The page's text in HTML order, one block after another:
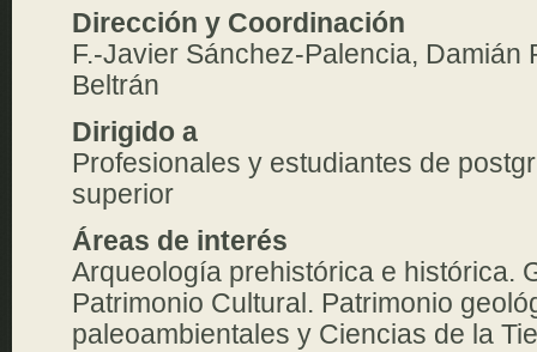
Dirección y Coordinación
F.-Javier Sánchez-Palencia, Damián
Beltrán
Dirigido a
Profesionales y estudiantes de
superior
Áreas de interés
Arqueología prehistórica e histórica.
Patrimonio Cultural. Patrimonio
paleoambientales y Ciencias de la